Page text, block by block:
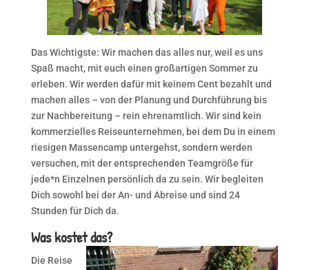
Das Wichtigste: Wir machen das alles nur, weil es uns
Spaß macht, mit euch einen großartigen Sommer zu
erleben. Wir werden dafür mit keinem Cent bezahlt und
machen alles – von der Planung und Durchführung bis
zur Nachbereitung – rein ehrenamtlich. Wir sind kein
kommerzielles Reiseunternehmen, bei dem Du in einem
riesigen Massencamp untergehst, sondern werden
versuchen, mit der entsprechenden Teamgröße für
jede*n Einzelnen persönlich da zu sein. Wir begleiten
Dich sowohl bei der An- und Abreise und sind 24
Stunden für Dich da.
Was kostet das?
Die Reise